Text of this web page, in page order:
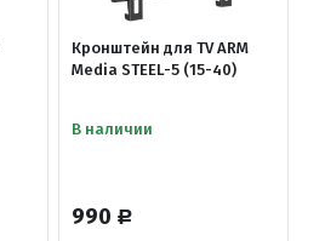
Кронштейн для TV ARM
Media STEEL-5 (15-40)
В наличии
990 Р